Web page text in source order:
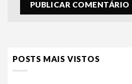
POSTS MAIS VISTOS